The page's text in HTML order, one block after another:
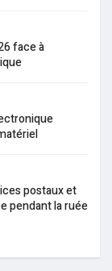
face à
postaux et
pendant la ruée